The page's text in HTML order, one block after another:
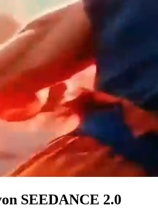
SEEDANCE 2.0